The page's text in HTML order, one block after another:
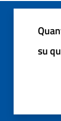
su